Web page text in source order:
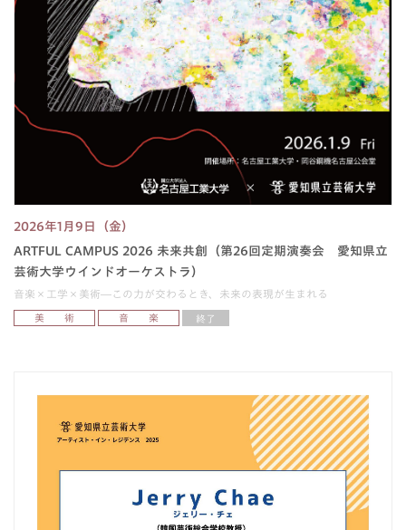
2026年1月9日（金）
ARTFUL CAMPUS 2026 未来共創（第26回定期演奏会 愛知県立
芸術大学ウインドオーケストラ）
音楽×工学×美術―この力が交わるとき、未来の表現が生まれる
美 術 音 楽 終了